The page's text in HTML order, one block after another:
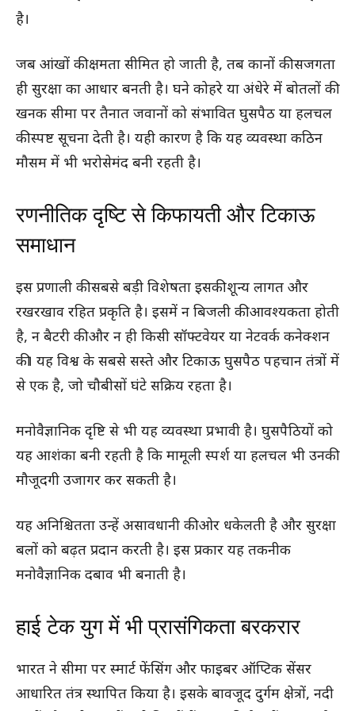
है।
जब आंखों की क्षमता सीमित हो जाती है, तब कानों की सजगता
ही सुरक्षा का आधार बनती है। घने कोहरे या अंधेरे में बोतलों की
खनक सीमा पर तैनात जवानों को संभावित घुसपैठ या हलचल
की स्पष्ट सूचना देती है। यही कारण है कि यह व्यवस्था कठिन
मौसम में भी भरोसेमंद बनी रहती है।
रणनीतिक दृष्टि से किफायती और टिकाऊ
समाधान
इस प्रणाली की सबसे बड़ी विशेषता इसकी शून्य लागत और
रखरखाव रहित प्रकृति है। इसमें न बिजली की आवश्यकता होती
है, न बैटरी की और न ही किसी सॉफ्टवेयर या नेटवर्क कनेक्शन
की। यह विश्व के सबसे सस्ते और टिकाऊ घुसपैठ पहचान तंत्रों में
से एक है, जो चौबीसों घंटे सक्रिय रहता है।
मनोवैज्ञानिक दृष्टि से भी यह व्यवस्था प्रभावी है। घुसपैठियों को
यह आशंका बनी रहती है कि मामूली स्पर्श या हलचल भी उनकी
मौजूदगी उजागर कर सकती है।
यह अनिश्चितता उन्हें असावधानी की ओर धकेलती है और सुरक्षा
बलों को बढ़त प्रदान करती है। इस प्रकार यह तकनीक
मनोवैज्ञानिक दबाव भी बनाती है।
हाई टेक युग में भी प्रासंगिकता बरकरार
भारत ने सीमा पर स्मार्ट फेंसिंग और फाइबर ऑप्टिक सेंसर
आधारित तंत्र स्थापित किया है। इसके बावजूद दुर्गम क्षेत्रों, नदी